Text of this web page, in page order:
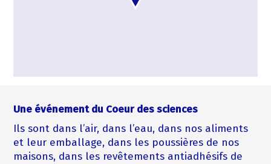
Une événement du Coeur des sciences
Ils sont dans l’air, dans l’eau, dans nos aliments
et leur emballage, dans les poussières de nos
maisons, dans les revêtements antiadhésifs de